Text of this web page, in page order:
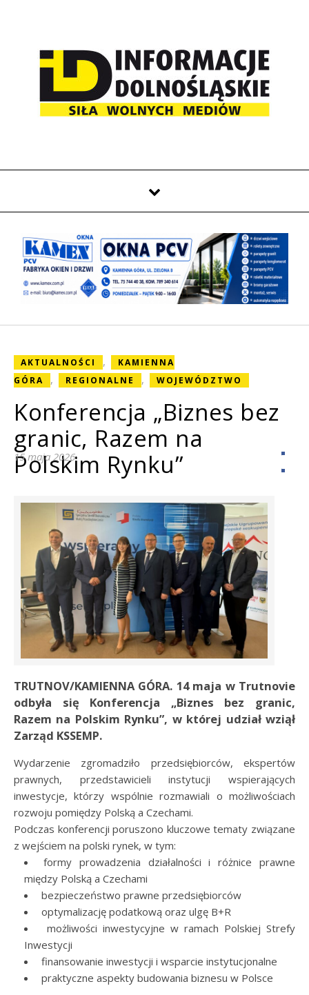
AKTUALNOŚCI ,
KAMIENNA
GÓRA
, REGIONALNE , WOJEWÓDZTWO
Konferencja „Biznes bez
granic, Razem na
Polskim Rynku”
15 maja 2026
TRUTNOV/KAMIENNA GÓRA. 14 maja w Trutnovie
odbyła się Konferencja „Biznes bez granic,
Razem na Polskim Rynku”, w której udział wziął
Zarząd KSSEMP.
Wydarzenie zgromadziło przedsiębiorców, ekspertów
prawnych, przedstawicieli instytucji wspierających
inwestycje, którzy wspólnie rozmawiali o możliwościach
rozwoju pomiędzy Polską a Czechami.
Podczas konferencji poruszono kluczowe tematy związane
z wejściem na polski rynek, w tym:
formy prowadzenia działalności i różnice prawne
między Polską a Czechami
bezpieczeństwo prawne przedsiębiorców
optymalizację podatkową oraz ulgę B+R
możliwości inwestycyjne w ramach Polskiej Strefy
Inwestycji
finansowanie inwestycji i wsparcie instytucjonalne
praktyczne aspekty budowania biznesu w Polsce